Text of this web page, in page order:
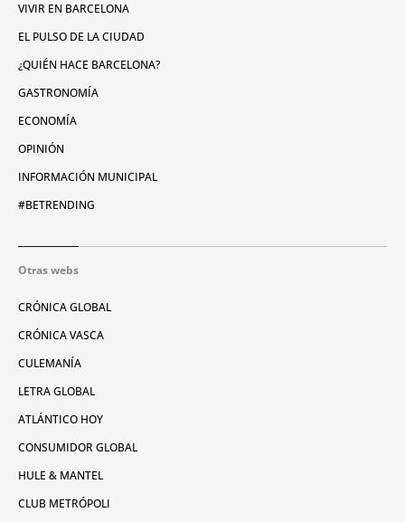
VIVIR EN BARCELONA
EL PULSO DE LA CIUDAD
¿QUIÉN HACE BARCELONA?
GASTRONOMÍA
ECONOMÍA
OPINIÓN
INFORMACIÓN MUNICIPAL
#BETRENDING
Otras webs
CRÓNICA GLOBAL
CRÓNICA VASCA
CULEMANÍA
LETRA GLOBAL
ATLÁNTICO HOY
CONSUMIDOR GLOBAL
HULE & MANTEL
CLUB METRÓPOLI